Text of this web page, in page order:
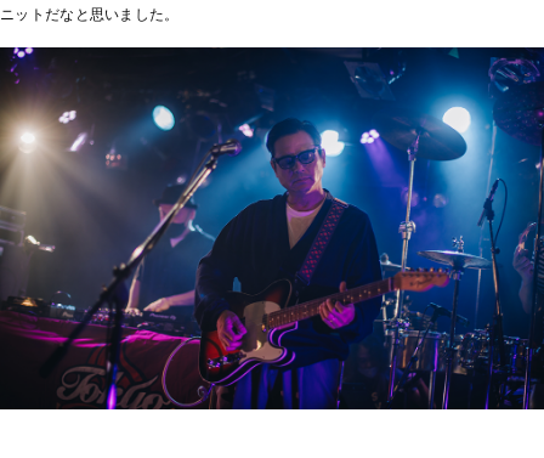
ニットだなと思いました。